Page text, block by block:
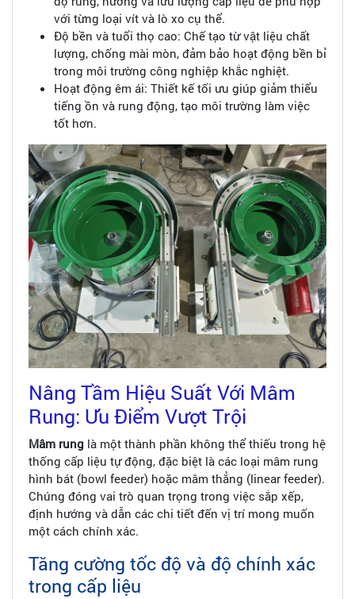
với từng loại vít và lò xo cụ thể.
Độ bền và tuổi thọ cao: Chế tạo từ vật liệu chất
lượng, chống mài mòn, đảm bảo hoạt động bền bỉ
trong môi trường công nghiệp khắc nghiệt.
Hoạt động êm ái: Thiết kế tối ưu giúp giảm thiểu
tiếng ồn và rung động, tạo môi trường làm việc
tốt hơn.
Nâng Tầm Hiệu Suất Với Mâm
Rung: Ưu Điểm Vượt Trội
Mâm rung là một thành phần không thể thiếu trong hệ
thống cấp liệu tự động, đặc biệt là các loại mâm rung
hình bát (bowl feeder) hoặc mâm thẳng (linear feeder).
Chúng đóng vai trò quan trọng trong việc sắp xếp,
định hướng và dẫn các chi tiết đến vị trí mong muốn
một cách chính xác.
Tăng cường tốc độ và độ chính xác
trong cấp liệu